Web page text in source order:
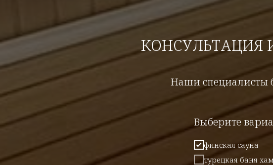
КОНСУЛЬТАЦИЯ
Наши специалисты
Выберите
финская сауна
турецкая баня